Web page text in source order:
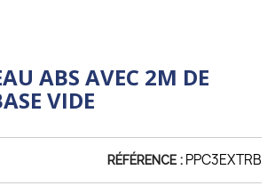
ABS AVEC 2M DE
VIDE
RÉFÉRENCE : PPC3EXTRB